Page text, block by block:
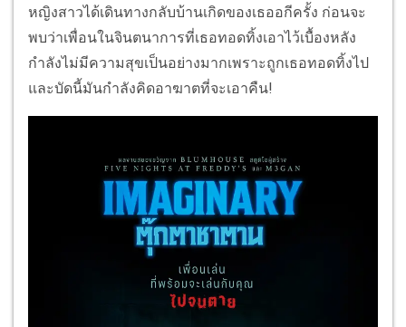
หญิงสาวได้เดินทางกลับบ้านเกิดของเธออกีครั้ง ก่อนจะ
พบว่าเพื่อนในจินตนาการที่เธอทอดทิ้งเอาไว้เบื้องหลัง
กำลังไม่มีความสุขเป็นอย่างมากเพราะถูกเธอทอดทิ้งไป
และบัดนี้มันกำลังคิดอาฆาตที่จะเอาคืน!